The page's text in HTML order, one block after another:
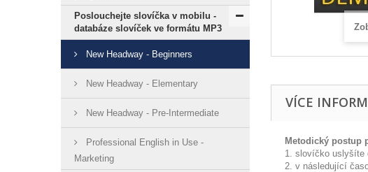
Poslouchejte slovíčka v mobilu -
databáze slovíček ve formátu MP3
New Headway - Beginners
New Headway - Elementary
New Headway - Pre-Intermediate
Professional English in Use -
Marketing
VÍCE
Metodický postup
1. slovíčko uslyšíte
2. v následující